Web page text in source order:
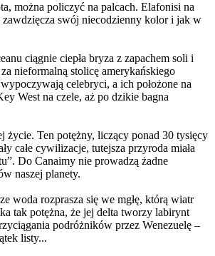
można policzyć na palcach. Elafonisi na
zawdzięcza swój niecodzienny kolor i jak w
ciągnie ciepła bryza z zapachem soli i
nieformalną stolicę amerykańskiego
celebryci, a ich położone na
West na czele, aż po dzikie bagna
życie. Ten potężny, liczący ponad 30 tysięcy
całe cywilizacje, tutejsza przyroda miała
Do Canaimy nie prowadzą żadne
naszej planety.
woda rozprasza się we mgłę, którą wiatr
tak potężna, że jej delta tworzy labirynt
podróżników przez Wenezuelę –
listy...